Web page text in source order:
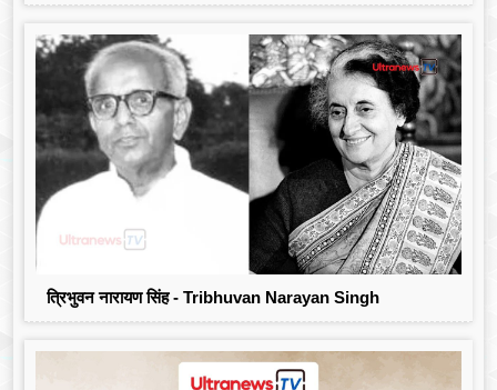
त्रिभुवन नारायण सिंह - Tribhuvan Narayan Singh